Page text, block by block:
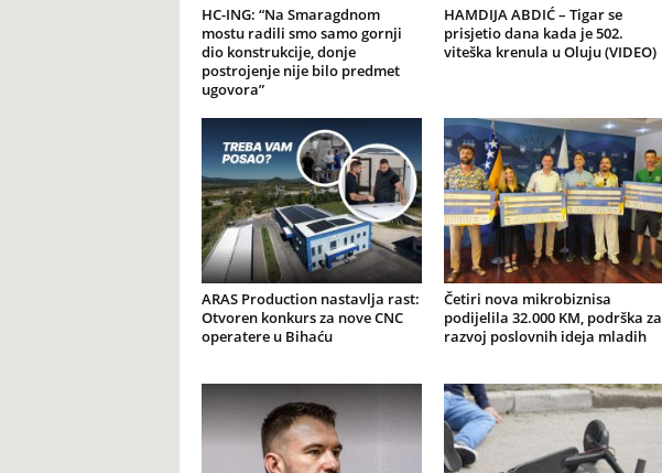
HC-ING: “Na Smaragdnom
mostu radili smo samo gornji
dio konstrukcije, donje
postrojenje nije bilo predmet
ugovora”
HAMDIJA ABDIĆ – Tigar se
prisjetio dana kada je 502.
viteška krenula u Oluju (VIDEO)
ARAS Production nastavlja rast:
Otvoren konkurs za nove CNC
operatere u Bihaću
Četiri nova mikrobiznisa
podijelila 32.000 KM, podrška za
razvoj poslovnih ideja mladih